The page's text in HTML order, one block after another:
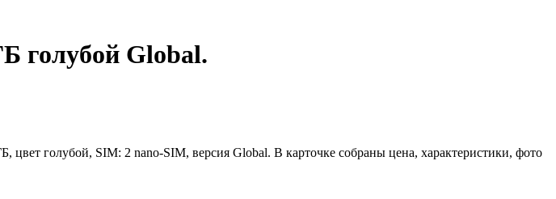
голубой Global.
голубой, SIM: 2 nano-SIM, версия Global. В карточке собраны цена, характеристики, фото